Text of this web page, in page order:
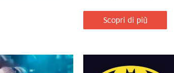
Scopri di più